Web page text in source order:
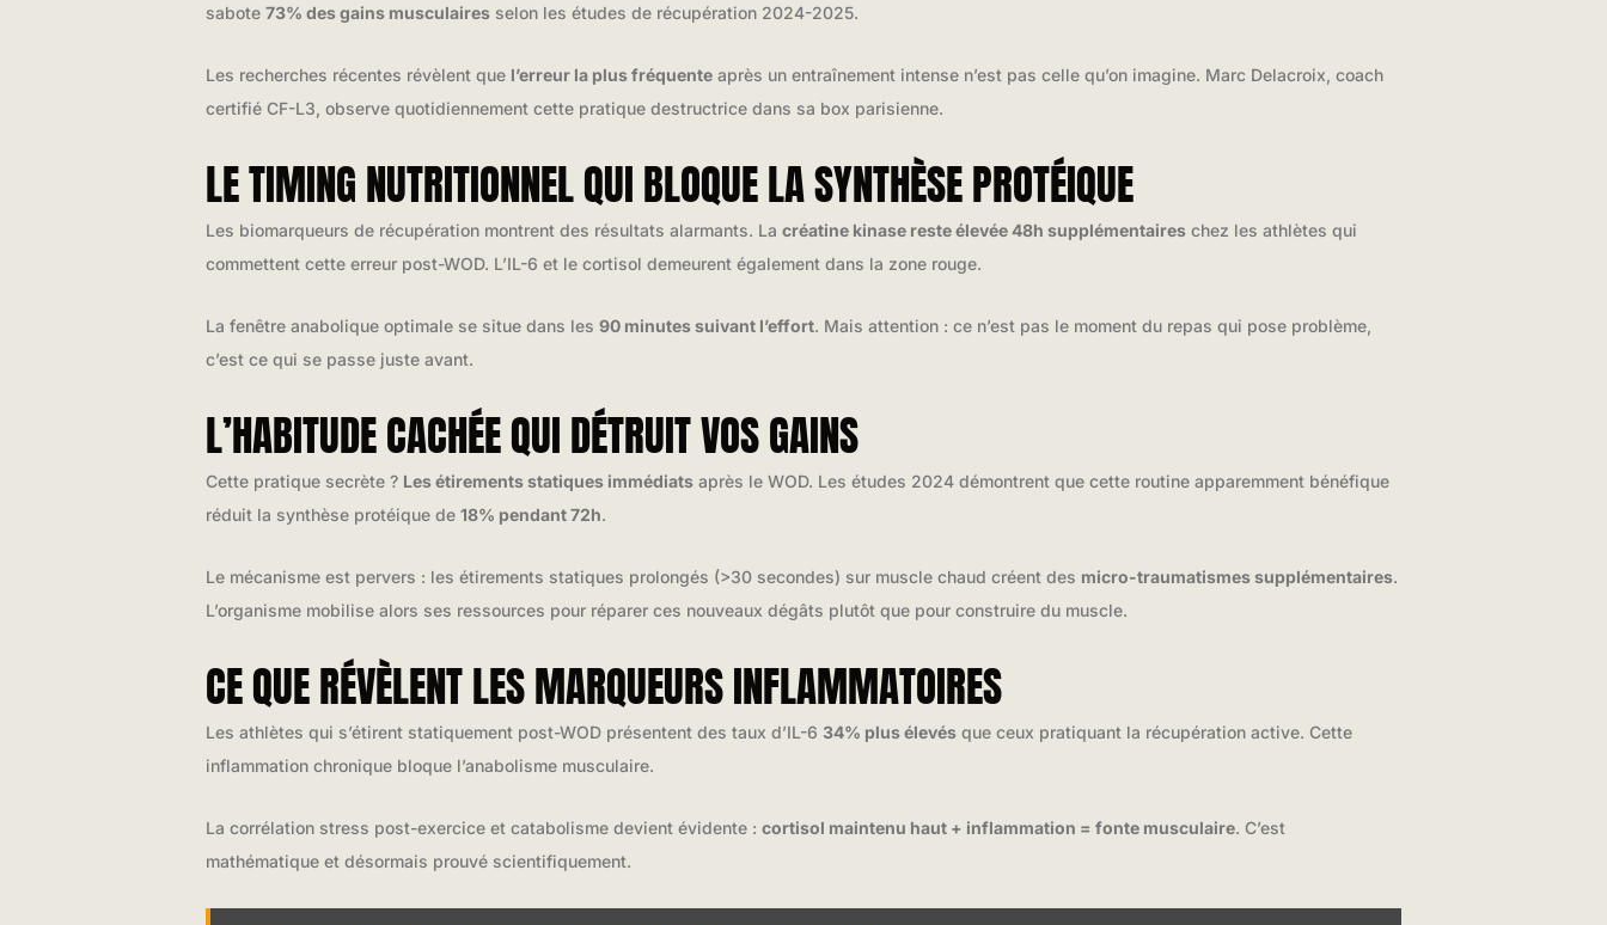
sabote 73% des gains musculaires selon les études de récupération 2024-2025.
Les recherches récentes révèlent que l’erreur la plus fréquente après un entraînement intense n’est pas celle qu’on imagine. Marc Delacroix, coach
certifié CF-L3, observe quotidiennement cette pratique destructrice dans sa box parisienne.
LE TIMING NUTRITIONNEL QUI BLOQUE LA SYNTHÈSE PROTÉIQUE
Les biomarqueurs de récupération montrent des résultats alarmants. La créatine kinase reste élevée 48h supplémentaires chez les athlètes qui
commettent cette erreur post-WOD. L’IL-6 et le cortisol demeurent également dans la zone rouge.
La fenêtre anabolique optimale se situe dans les 90 minutes suivant l’effort. Mais attention : ce n’est pas le moment du repas qui pose problème,
c’est ce qui se passe juste avant.
L’HABITUDE CACHÉE QUI DÉTRUIT VOS GAINS
Cette pratique secrète ? Les étirements statiques immédiats après le WOD. Les études 2024 démontrent que cette routine apparemment bénéfique
réduit la synthèse protéique de 18% pendant 72h.
Le mécanisme est pervers : les étirements statiques prolongés (>30 secondes) sur muscle chaud créent des micro-traumatismes supplémentaires.
L’organisme mobilise alors ses ressources pour réparer ces nouveaux dégâts plutôt que pour construire du muscle.
CE QUE RÉVÈLENT LES MARQUEURS INFLAMMATOIRES
Les athlètes qui s’étirent statiquement post-WOD présentent des taux d’IL-6 34% plus élevés que ceux pratiquant la récupération active. Cette
inflammation chronique bloque l’anabolisme musculaire.
La corrélation stress post-exercice et catabolisme devient évidente : cortisol maintenu haut + inflammation = fonte musculaire. C’est
mathématique et désormais prouvé scientifiquement.